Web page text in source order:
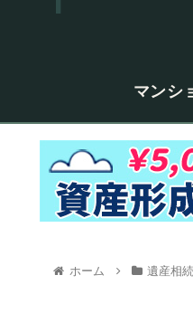
マンシ
ホーム 遺産相続